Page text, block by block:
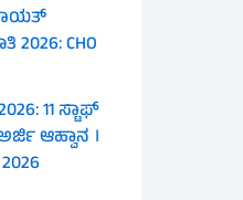
CHO
11 ಸ್ಟಾಫ್
ಆಹ್ವಾನ ।